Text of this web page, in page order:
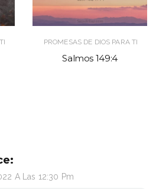
PROMESAS DE DIOS PARA TI
Salmos 149:4
A Las 12:30 Pm